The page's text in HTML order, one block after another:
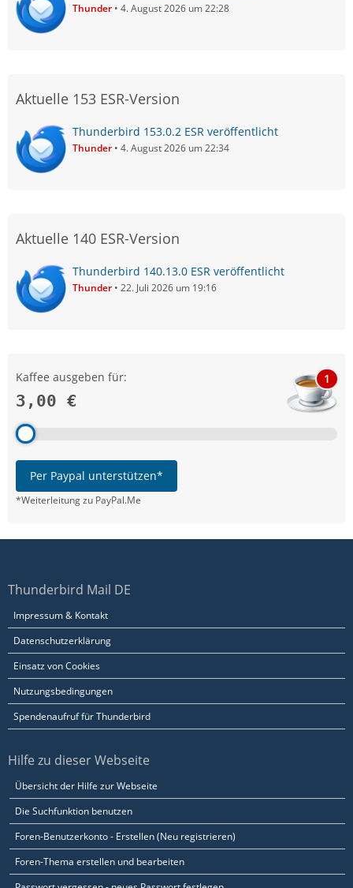
Thunder 4. August 2026 um 22:28
Aktuelle 153 ESR-Version
Thunderbird 153.0.2 ESR veröffentlicht
Thunder 4. August 2026 um 22:34
Aktuelle 140 ESR-Version
Thunderbird 140.13.0 ESR veröffentlicht
Thunder 22. Juli 2026 um 19:16
Kaffee ausgeben für:
3,00 €
1
Per Paypal unterstützen*
*Weiterleitung zu PayPal.Me
Thunderbird Mail DE
Impressum & Kontakt
Datenschutzerklärung
Einsatz von Cookies
Nutzungsbedingungen
Spendenaufruf für Thunderbird
Hilfe zu dieser Webseite
Übersicht der Hilfe zur Webseite
Die Suchfunktion benutzen
Foren-Benutzerkonto - Erstellen (Neu registrieren)
Foren-Thema erstellen und bearbeiten